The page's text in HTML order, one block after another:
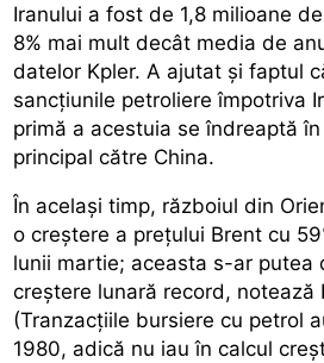
Iranului a fost de 1,8 milioane
8% mai mult decât media de
datelor Kpler. A ajutat și faptul
sancțiunile petroliere împotriva
primă a acestuia se îndreaptă
principal către China.
În același timp, războiul din
o creștere a prețului Brent cu
lunii martie; aceasta s-ar putea
creștere lunară record, notează
(Tranzacțiile bursiere cu petrol
1980, adică nu iau în calcul